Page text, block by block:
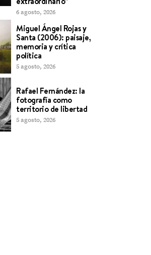
6 agosto, 2026
Miguel Ángel Rojas y
Santa (2006): paisaje,
memoria y crítica
política
5 agosto, 2026
Rafael Fernández: la
fotografía como
territorio de libertad
5 agosto, 2026